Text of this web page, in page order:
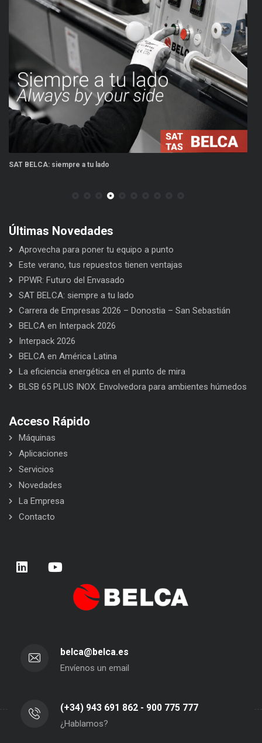
SAT BELCA: siempre a tu lado
Últimas Novedades
Aprovecha para poner tu equipo a punto
Este verano, tus repuestos tienen ventajas
PPWR: Futuro del Envasado
SAT BELCA: siempre a tu lado
Carrera de Empresas 2026 – Donostia – San Sebastián
BELCA en Interpack 2026
Interpack 2026
BELCA en América Latina
La eficiencia energética en el punto de mira
BLSB 65 PLUS INOX. Envolvedora para ambientes húmedos
Acceso Rápido
Máquinas
Aplicaciones
Servicios
Novedades
La Empresa
Contacto
belca@belca.es
Envíenos un email
(+34) 943 691 862 - 900 775 777
¿Hablamos?